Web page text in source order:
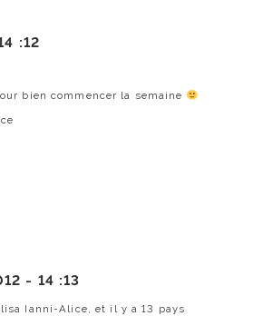
:12
bien commencer la semaine
- 14 :13
Ianni-Alice, et il y a 13 pays